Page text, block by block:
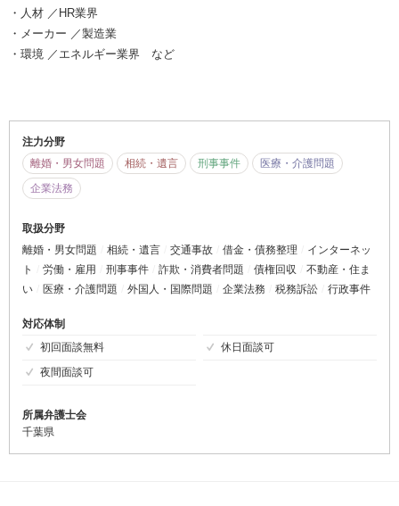
・人材 ／HR業界
・メーカー ／製造業
・環境 ／エネルギー業界 など
注力分野
離婚・男女問題
相続・遺言 刑事事件
医療・介護問題
企業法務
取扱分野
離婚・男女問題
相続・遺言 交通事故 借金・債務整理
インターネッ
ト
労働・雇用 刑事事件 詐欺・消費者問題 債権回収
不動産・住ま
い
医療・介護問題 外国人・国際問題 企業法務 税務訴訟 行政事件
対応体制
初回面談無料
休日面談可
夜間面談可
所属弁護士会
千葉県